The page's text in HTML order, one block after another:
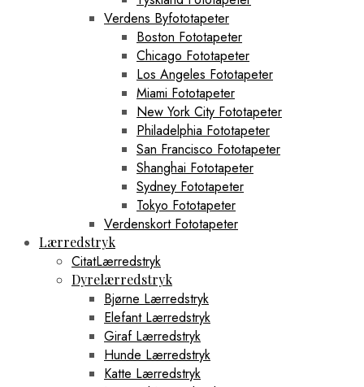
Verdens Byfototapeter
Boston Fototapeter
Chicago Fototapeter
Los Angeles Fototapeter
Miami Fototapeter
New York City Fototapeter
Philadelphia Fototapeter
San Francisco Fototapeter
Shanghai Fototapeter
Sydney Fototapeter
Tokyo Fototapeter
Verdenskort Fototapeter
Lærredstryk
CitatLærredstryk
Dyrelærredstryk
Bjørne Lærredstryk
Elefant Lærredstryk
Giraf Lærredstryk
Hunde Lærredstryk
Katte Lærredstryk